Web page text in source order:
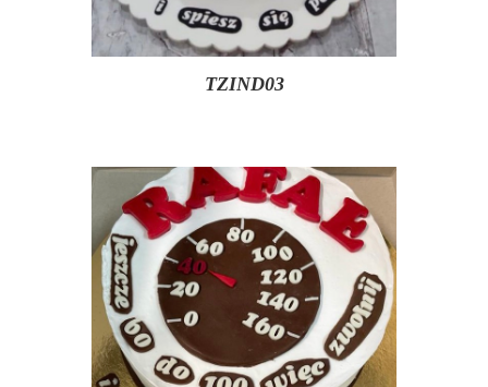
TZIND03